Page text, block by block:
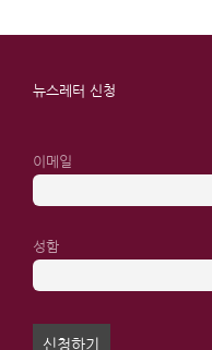
뉴스레터 신청
이메일
성함